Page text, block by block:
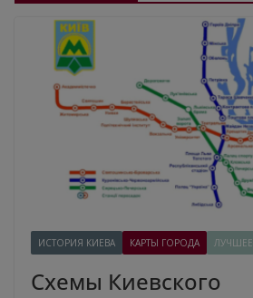
ИСТОРИЯ КИЕВА КАРТЫ ГОРОДА ЛУЧШЕЕ
Схемы Киевского